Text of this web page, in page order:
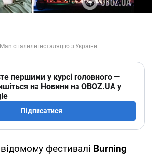
першими у курсі головного —
на Новини на OBOZ.UA у
Підписатися
фестивалі Burning